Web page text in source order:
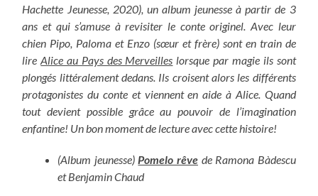
Hachette Jeunesse, 2020), un album jeunesse à partir de 3
ans et qui s’amuse à revisiter le conte originel. Avec leur
chien Pipo, Paloma et Enzo (sœur et frère) sont en train de
lireAlice au Pays des Merveilles lorsque par magie ils sont
plongés littéralement dedans. Ils croisent alors les différents
protagonistes du conte et viennent en aide à Alice. Quand
tout devient possible grâce au pouvoir de l’imagination
enfantine! Un bon moment de lecture avec cette histoire!
(Album jeunesse) Pomelo rêve de Ramona Bàdescu
et Benjamin Chaud